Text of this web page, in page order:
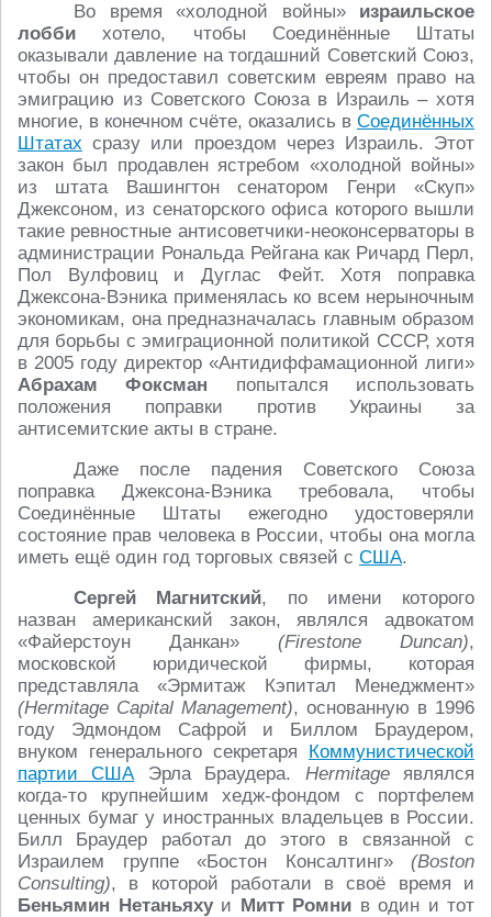
Во время «холодной войны» израильское
лобби хотело, чтобы Соединённые Штаты
оказывали давление на тогдашний Советский Союз,
чтобы он предоставил советским евреям право на
эмиграцию из Советского Союза в Израиль – хотя
многие, в конечном счёте, оказались в Соединённых
Штатах сразу или проездом через Израиль. Этот
закон был продавлен ястребом «холодной войны»
из штата Вашингтон сенатором Генри «Скуп»
Джексоном, из сенаторского офиса которого вышли
такие ревностные антисоветчики-неоконсерваторы в
администрации Рональда Рейгана как Ричард Перл,
Пол Вулфовиц и Дуглас Фейт. Хотя поправка
Джексона-Вэника применялась ко всем нерыночным
экономикам, она предназначалась главным образом
для борьбы с эмиграционной политикой СССР, хотя
в 2005 году директор «Антидиффамационной лиги»
Абрахам Фоксман попытался использовать
положения поправки против Украины за
антисемитские акты в стране.
Даже после падения Советского Союза
поправка Джексона-Вэника требовала, чтобы
Соединённые Штаты ежегодно удостоверяли
состояние прав человека в России, чтобы она могла
иметь ещё один год торговых связей с США.
Сергей Магнитский, по имени которого
назван американский закон, являлся адвокатом
«Файерстоун Данкан» (Firestone Duncan),
московской юридической фирмы, которая
представляла «Эрмитаж Кэпитал Менеджмент»
(Hermitage Capital Management), основанную в 1996
году Эдмондом Сафрой и Биллом Браудером,
внуком генерального секретаря Коммунистической
партии СШАЭрла Браудера. Hermitageявлялся
когда-то крупнейшим хедж-фондом с портфелем
ценных бумаг у иностранных владельцев в России.
Билл Браудер работал до этого в связанной с
Израилем группе «Бостон Консалтинг» (Boston
Consulting), в которой работали в своё время и
Беньямин Нетаньяхуи Митт Ромни в один и тот